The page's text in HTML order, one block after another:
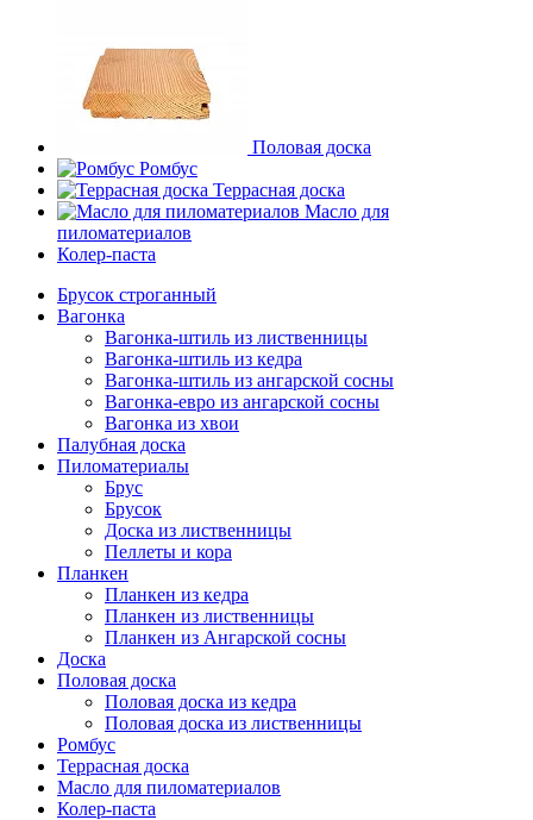
Половая доска
Ромбус
Террасная доска
Масло для
пиломатериалов
Колер-паста
Брусок строганный
Вагонка
Вагонка-штиль из лиственницы
Вагонка-штиль из кедра
Вагонка-штиль из ангарской сосны
Вагонка-евро из ангарской сосны
Вагонка из хвои
Палубная доска
Пиломатериалы
Брус
Брусок
Доска из лиственницы
Пеллеты и кора
Планкен
Планкен из кедра
Планкен из лиственницы
Планкен из Ангарской сосны
Доска
Половая доска
Половая доска из кедра
Половая доска из лиственницы
Ромбус
Террасная доска
Масло для пиломатериалов
Колер-паста